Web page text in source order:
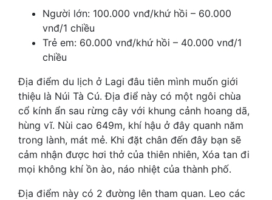
Người lớn: 100.000 vnđ/khứ hồi – 60.000
vnđ/1 chiều
Trẻ em: 60.000 vnđ/khứ hồi – 40.000 vnđ/1
chiều
Địa điểm du lịch ở Lagi đâu tiên mình muốn giới
thiệu là Núi Tà Cú. Địa điể này có một ngôi chùa
cổ kính ẩn sau rừng cây với khung cảnh hoang dã,
hùng vĩ. Nùi cao 649m, khí hậu ở đây quanh năm
trong lành, mát mẻ. Khi đặt chân đến đây bạn sẽ
cảm nhận được hơi thở của thiên nhiên, Xóa tan đi
mọi không khí ồn ào, náo nhiệt của thành phố.
Địa điểm này có 2 đường lên tham quan. Leo các